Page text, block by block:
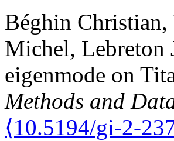
Béghin Christian,
Michel, Lebreton
eigenmode on
Methods and
⟨10.5194/gi-2-